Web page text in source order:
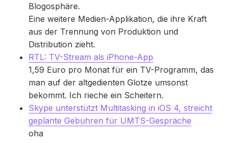
Blogosphäre.
Eine weitere Medien-Applikation, die ihre Kraft
aus der Trennung von Produktion und
Distribution zieht.
RTL: TV-Stream als iPhone-App
1,59 Euro pro Monat für ein TV-Programm, das
man auf der altgedienten Glotze umsonst
bekommt. Ich rieche ein Scheitern.
Skype unterstützt Multitasking in iOS 4, streicht
geplante Gebühren für UMTS-Gespräche
oha